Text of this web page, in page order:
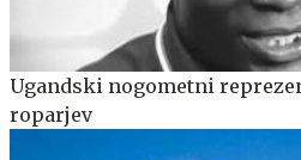
Ugandski nogometni
roparjev